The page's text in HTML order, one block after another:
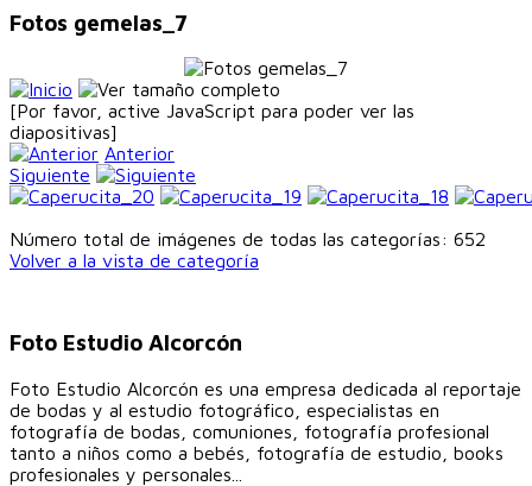
Fotos gemelas_7
[Por favor, active JavaScript para poder ver las
diapositivas]
Anterior
Siguiente
Número total de imágenes de todas las categorías: 652
Volver a la vista de categoría
Foto Estudio Alcorcón
Foto Estudio Alcorcón es una empresa dedicada al reportaje
de bodas y al estudio fotográfico, especialistas en
fotografía de bodas, comuniones, fotografía profesional
tanto a niños como a bebés, fotografía de estudio, books
profesionales y personales...